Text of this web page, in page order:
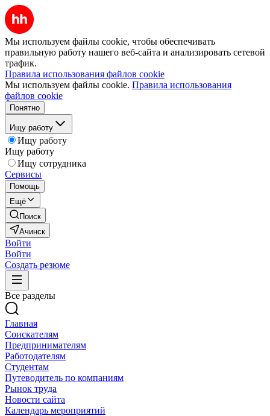
Мы используем файлы cookie, чтобы обеспечивать
правильную работу нашего веб-сайта и анализировать сетевой
трафик.
Правила использования файлов cookie
Мы используем файлы cookie. Правила использования
файлов cookie
Понятно
Ищу работу
Ищу работу
Ищу работу
Ищу сотрудника
Сервисы
Помощь
Ещё
Поиск
Ачинск
Войти
Войти
Создать резюме
Все разделы
Главная
Соискателям
Предпринимателям
Работодателям
Студентам
Путеводитель по компаниям
Рынок труда
Новости сайта
Календарь мероприятий